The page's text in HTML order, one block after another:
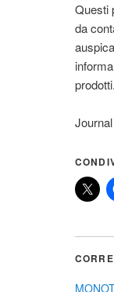
Questi
da
prodotti.